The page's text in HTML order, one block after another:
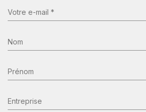
E-
mail
Nom
*
Prénom
Entreprise